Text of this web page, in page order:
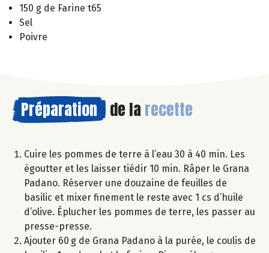
150 g de Farine t65
Sel
Poivre
Préparation de la recette
Cuire les pommes de terre à l’eau 30 à 40 min. Les
égoutter et les laisser tiédir 10 min. Râper le Grana
Padano. Réserver une douzaine de feuilles de
basilic et mixer finement le reste avec 1 cs d’huile
d’olive. Éplucher les pommes de terre, les passer au
presse-presse.
Ajouter 60 g de Grana Padano à la purée, le coulis de